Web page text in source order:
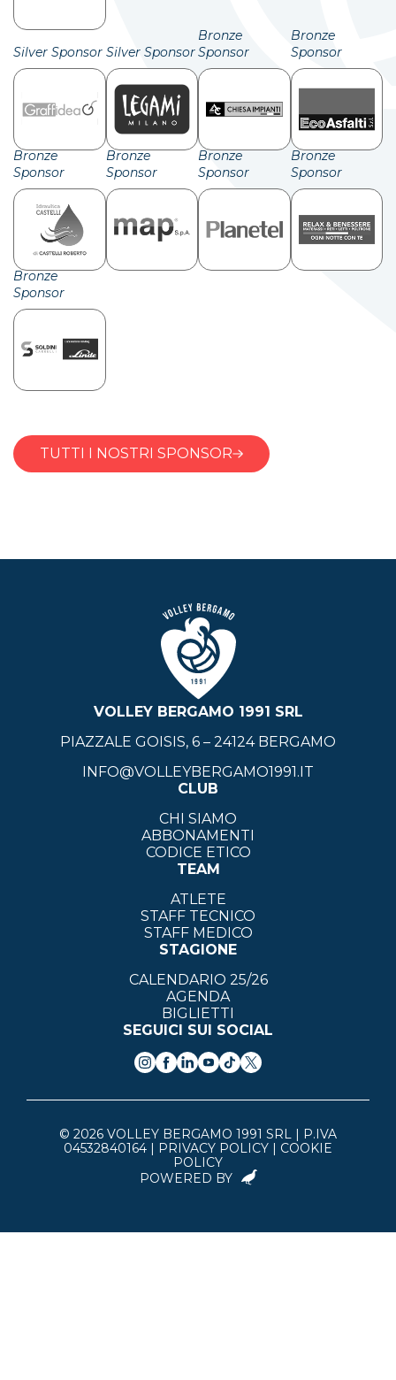
Silver Sponsor Silver Sponsor
Bronze
Sponsor
Bronze
Sponsor
Bronze
Sponsor
Bronze
Sponsor
Bronze
Sponsor
Bronze
Sponsor
Bronze
Sponsor
TUTTI I NOSTRI SPONSOR
VOLLEY BERGAMO 1991 SRL
PIAZZALE GOISIS, 6 – 24124 BERGAMO
INFO@VOLLEYBERGAMO1991.IT
CLUB
CHI SIAMO
ABBONAMENTI
CODICE ETICO
TEAM
ATLETE
STAFF TECNICO
STAFF MEDICO
STAGIONE
CALENDARIO 25/26
AGENDA
BIGLIETTI
SEGUICI SUI SOCIAL
© 2026 VOLLEY BERGAMO 1991 SRL | P.IVA
04532840164 | PRIVACY POLICY | COOKIE
POLICY
POWERED BY